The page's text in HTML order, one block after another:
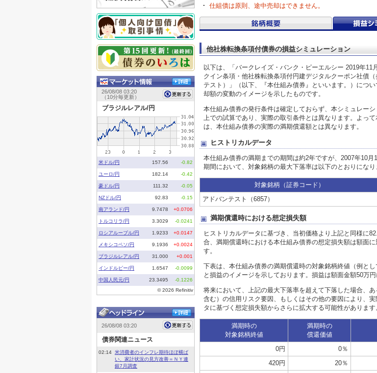
仕組債は原則、途中売却はできません。
他社株転換条項付債券の損益シミュレーション
以下は、「バークレイズ・バンク・ピーエルシー 2019年11
クイン条項・他社株転換条項付円建デジタルクーポン社債
テスト）」（以下、『本仕組み債券』といいます。）につ
却額の変動のイメージを示したものです。
本仕組み債券の発行条件は確定しておらず、本シミュレー
上での試算であり、実際の取引条件とは異なります。よっ
は、本仕組み債券の実際の満期償還額とは異なります。
ヒストリカルデータ
本仕組み債券の満期までの期間は約2年ですが、2007年10月
期間において、対象銘柄の最大下落率は以下のとおりになり
対象銘柄（証券コード）
アドバンテスト（6857）
満期償還時における想定損失額
ヒストリカルデータに基づき、当初価格より上記と同様に
合、満期償還時における本仕組み債券の想定損失額は額面
す。
下表は、本仕組み債券の満期償還時の対象銘柄終値（例とし
と損益のイメージを示しております。損益は額面金額50万円
将来において、上記の最大下落率を超えて下落した場合、
含む）の信用リスク要因、もしくはその他の要因により、
タに基づく想定損失額からさらに拡大する可能性があります
満期時の
対象銘柄終値
満期時の
償還価値
0円
0％
420円
20％